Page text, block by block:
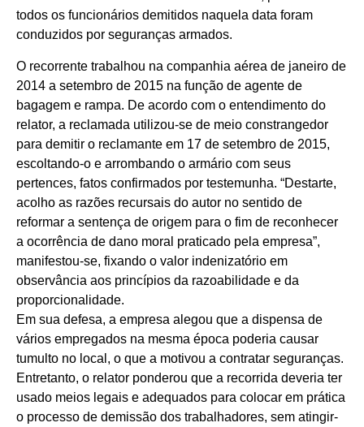
todos os funcionários demitidos naquela data foram
conduzidos por seguranças armados.
O recorrente trabalhou na companhia aérea de janeiro de
2014 a setembro de 2015 na função de agente de
bagagem e rampa. De acordo com o entendimento do
relator, a reclamada utilizou-se de meio constrangedor
para demitir o reclamante em 17 de setembro de 2015,
escoltando-o e arrombando o armário com seus
pertences, fatos confirmados por testemunha. “Destarte,
acolho as razões recursais do autor no sentido de
reformar a sentença de origem para o fim de reconhecer
a ocorrência de dano moral praticado pela empresa”,
manifestou-se, fixando o valor indenizatório em
observância aos princípios da razoabilidade e da
proporcionalidade.
Em sua defesa, a empresa alegou que a dispensa de
vários empregados na mesma época poderia causar
tumulto no local, o que a motivou a contratar seguranças.
Entretanto, o relator ponderou que a recorrida deveria ter
usado meios legais e adequados para colocar em prática
o processo de demissão dos trabalhadores, sem atingir-